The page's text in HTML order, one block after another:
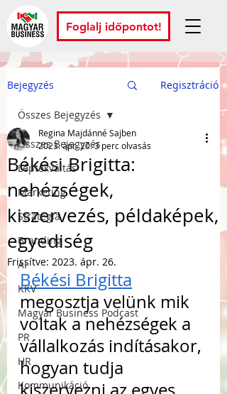
Foglalj időpontot!
Bejegyzés Regisztráció
Összes Bejegyzés
Léptékváltás
Marketing
Stratégia
Branding
AI
KKV
Magyar Business Podcast
PR
HR
Kommunikáció
Összes Bejegyzés
Békési Brigitta:
nehézségek,
kiszervezés, példaképek,
egyediség
Regina Majdánné Sajben
2023. ápr. 20.3 perc olvasás
Frissítve: 2023. ápr. 26.
Békési Brigitta
megosztja velünk mik
voltak a nehézségek a
vállalkozás indításakor,
hogyan tudja